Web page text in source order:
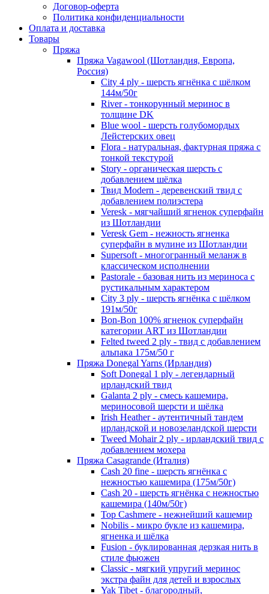
Договор-оферта
Политика конфиденциальности
Оплата и доставка
Товары
Пряжа
Пряжа Vagawool (Шотландия, Европа,
Россия)
City 4 ply - шерсть ягнёнка с шёлком
144м/50г
River - тонкорунный меринос в
толщине DK
Blue wool - шерсть голубомордых
Лейстерских овец
Flora - натуральная, фактурная пряжа с
тонкой текстурой
Story - органическая шерсть с
добавлением шёлка
Твид Modern - деревенский твид с
добавлением полиэстера
Veresk - мягчайший ягненок суперфайн
из Шотландии
Veresk Gem - нежность ягненка
суперфайн в мулине из Шотландии
Supersoft - многогранный меланж в
классическом исполнении
Pastorale - базовая нить из мериноса с
рустикальным характером
City 3 ply - шерсть ягнёнка с шёлком
191м/50г
Bon-Bon 100% ягненок суперфайн
категории ART из Шотландии
Felted tweed 2 ply - твид с добавлением
альпака 175м/50 г
Пряжа Donegal Yarns (Ирландия)
Soft Donegal 1 ply - легендарный
ирландский твид
Galanta 2 ply - смесь кашемира,
мериносовой шерсти и шёлка
Irish Heather - аутентичный тандем
ирландской и новозеландской шерсти
Tweed Mohair 2 ply - ирландский твид с
добавлением мохера
Пряжа Casagrande (Италия)
Cash 20 fine - шерсть ягнёнка с
нежностью кашемира (175м/50г)
Cash 20 - шерсть ягнёнка с нежностью
кашемира (140м/50г)
Top Cashmere - нежнейший кашемир
Nobilis - микро букле из кашемира,
ягненка и шёлка
Fusion - буклированная дерзкая нить в
стиле фьюжен
Classic - мягкий упругий меринос
экстра файн для детей и взрослых
Yak Tibet - благородный,